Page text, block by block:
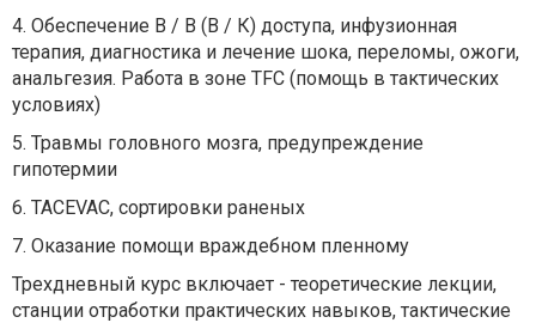
4. Обеспечение В / В (В / К) доступа, инфузионная
терапия, диагностика и лечение шока, переломы, ожоги,
анальгезия. Работа в зоне TFC (помощь в тактических
условиях)
5. Травмы головного мозга, предупреждение
гипотермии
6. TACEVAC, сортировки раненых
7. Оказание помощи враждебном пленному
Трехдневный курс включает - теоретические лекции,
станции отработки практических навыков, тактические